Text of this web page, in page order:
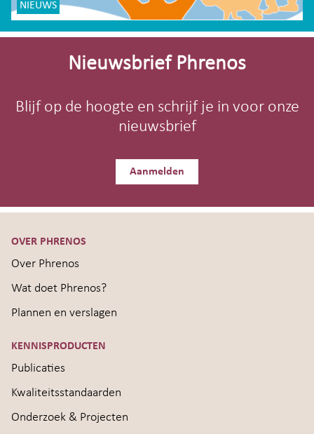
NIEUWS
Site-
Nieuwsbrief Phrenos
Blijf op de hoogte en schrijf je in voor onze
nieuwsbrief
Aanmelden
OVER PHRENOS
Over Phrenos
Wat doet Phrenos?
Plannen en verslagen
KENNISPRODUCTEN
Publicaties
Kwaliteitsstandaarden
Onderzoek & Projecten